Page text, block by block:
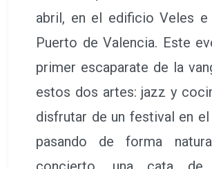
concierto, una cata
‘showcooking’, otro
degustación de cocteles,
Una experiencia